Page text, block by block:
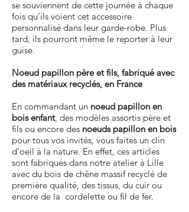
se souviennent de cette journée à chaque
fois qu’ils voient cet accessoire
personnalisé dans leur garde-robe. Plus
tard, ils pourront même le reporter à leur
guise.
Noeud papillon père et fils, fabriqué avec
des matériaux recyclés, en France
En commandant un noeud papillon en
bois enfant, des modèles assortis père et
fils ou encore des noeuds papillon en bois
pour tous vos invités, vous faites un clin
d’oeil à la nature. En effet, ces articles
sont fabriqués dans notre atelier à Lille
avec du bois de chêne massif recyclé de
première qualité, des tissus, du cuir ou
encore de la cordelette ou fil de fer.